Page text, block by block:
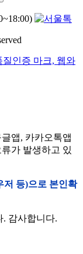
앱, 카카오톡앱
가 발생하고 있
저 등)으로 본인확
감사합니다.